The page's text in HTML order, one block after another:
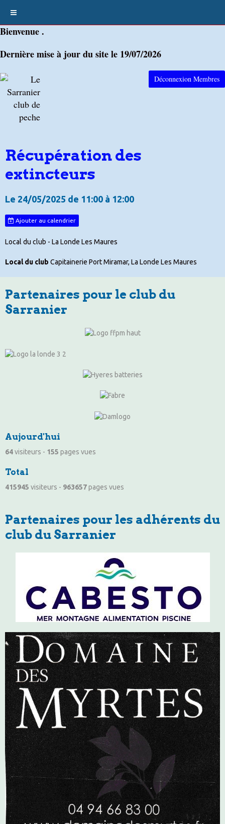
Bienvenue .
Dernière mise à jour du site le 19/07/2026
Déconnexion Membres
Récupération des
extincteurs
Le 24/05/2025 de 11:00 à 12:00
Ajouter au calendrier
Local du club - La Londe Les Maures
Local du club Capitainerie Port Miramar, La Londe Les Maures
Partenaires pour le club du
Sarranier
Aujourd'hui
64visiteurs - 155 pages vues
Total
415945 visiteurs - 963657pages vues
Partenaires pour les adhérents du
club du Sarranier